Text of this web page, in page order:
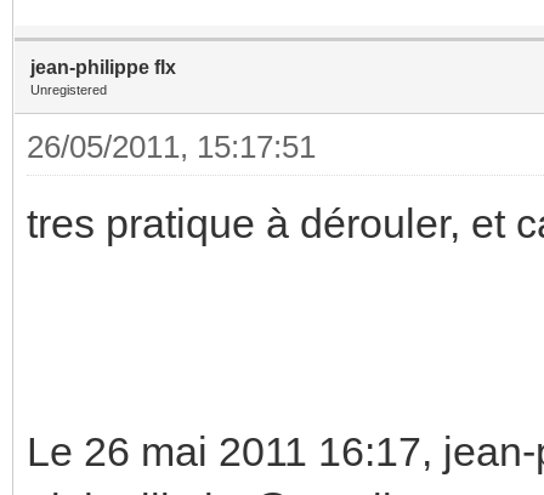
jean-philippe flx
Unregistered
26/05/2011, 15:17:51
tres pratique à dérouler, et
Le 26 mai 2011 16:17,